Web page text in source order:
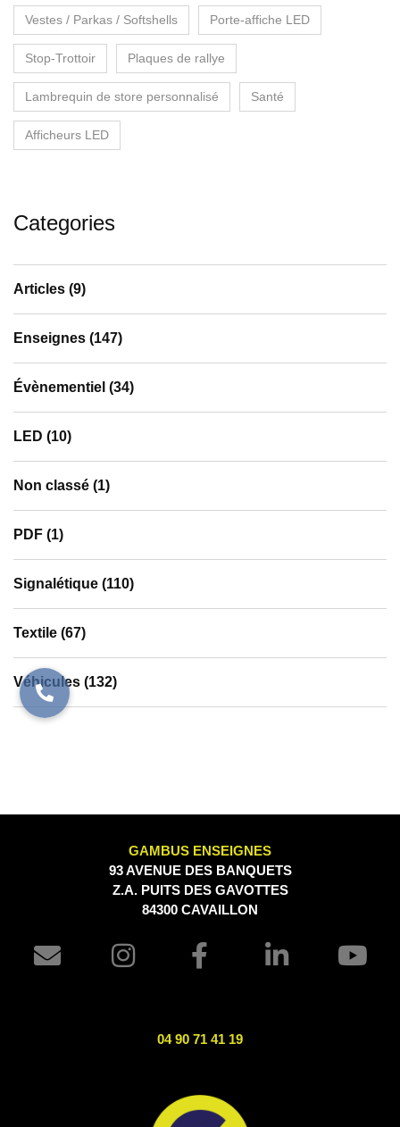
Vestes / Parkas / Softshells Porte-affiche LED
Stop-Trottoir Plaques de rallye
Lambrequin de store personnalisé Santé
Afficheurs LED
Categories
Articles (9)
Enseignes (147)
Évènementiel (34)
LED (10)
Non classé (1)
PDF (1)
Signalétique (110)
Textile (67)
Véhicules (132)
GAMBUS ENSEIGNES
93 AVENUE DES BANQUETS
Z.A. PUITS DES GAVOTTES
84300 CAVAILLON
04 90 71 41 19